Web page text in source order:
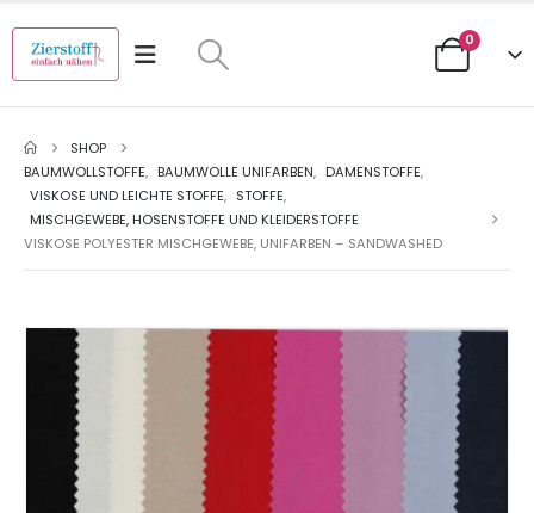
0
SHOP
BAUMWOLLSTOFFE, BAUMWOLLE UNIFARBEN, DAMENSTOFFE,
VISKOSE UND LEICHTE STOFFE, STOFFE,
MISCHGEWEBE, HOSENSTOFFE UND KLEIDERSTOFFE
VISKOSE POLYESTER MISCHGEWEBE, UNIFARBEN – SANDWASHED